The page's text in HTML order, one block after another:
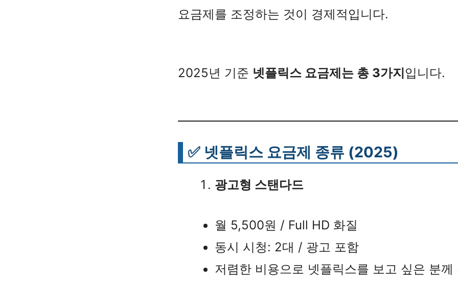
요금제를 조정하는 것이 경제적입니다.
2025년 기준 넷플릭스 요금제는 총 3가지 입니다.
✅ 넷플릭스 요금제 종류 (2025)
광고형 스탠다드
월 5,500원 / Full HD 화질
동시 시청: 2대 / 광고 포함
저렴한 비용으로 넷플릭스를 보고 싶은 분께